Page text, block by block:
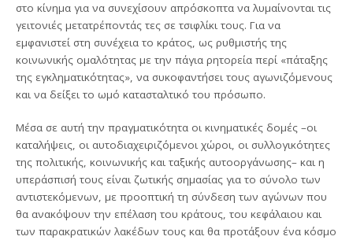
στο κίνημα για να συνεχίσουν απρόσκοπτα να λυμαίνονται τις
γειτονιές μετατρέποντάς τες σε τσιφλίκι τους. Για να
εμφανιστεί στη συνέχεια το κράτος, ως ρυθμιστής της
κοινωνικής ομαλότητας με την πάγια ρητορεία περί «πάταξης
της εγκληματικότητας», να συκοφαντήσει τους αγωνιζόμενους
και να δείξει το ωμό κατασταλτικό του πρόσωπο.
Μέσα σε αυτή την πραγματικότητα οι κινηματικές δομές –οι
καταλήψεις, οι αυτοδιαχειριζόμενοι χώροι, οι συλλογικότητες
της πολιτικής, κοινωνικής και ταξικής αυτοοργάνωσης– και η
υπεράσπισή τους είναι ζωτικής σημασίας για το σύνολο των
αντιστεκόμενων, με προοπτική τη σύνδεση των αγώνων που
θα ανακόψουν την επέλαση του κράτους, του κεφάλαιου και
των παρακρατικών λακέδων τους και θα προτάξουν ένα κόσμο